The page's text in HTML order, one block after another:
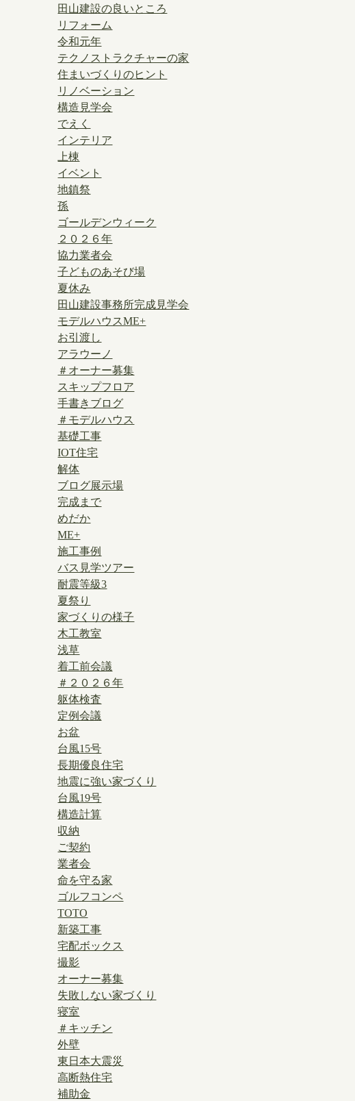
田山建設の良いところ
リフォーム
令和元年
テクノストラクチャーの家
住まいづくりのヒント
リノベーション
構造見学会
でえく
インテリア
上棟
イベント
地鎮祭
孫
ゴールデンウィーク
２０２６年
協力業者会
子どものあそび場
夏休み
田山建設事務所完成見学会
モデルハウスME+
お引渡し
アラウーノ
＃オーナー募集
スキップフロア
手書きブログ
＃モデルハウス
基礎工事
IOT住宅
解体
ブログ展示場
完成まで
めだか
ME+
施工事例
バス見学ツアー
耐震等級3
夏祭り
家づくりの様子
木工教室
浅草
着工前会議
＃２０２６年
躯体検査
定例会議
お盆
台風15号
長期優良住宅
地震に強い家づくり
台風19号
構造計算
収納
ご契約
業者会
命を守る家
ゴルフコンペ
TOTO
新築工事
宅配ボックス
撮影
オーナー募集
失敗しない家づくり
寝室
＃キッチン
外壁
東日本大震災
高断熱住宅
補助金